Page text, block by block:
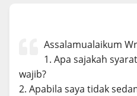
Assalamualaikum
1. Apa sajakah
wajib?
2. Apabila saya tidak